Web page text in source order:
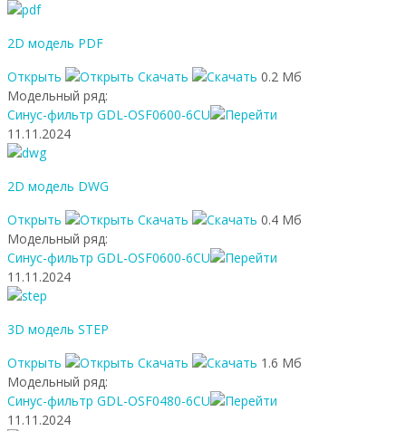
2D модель PDF
Открыть
Скачать
0.2 Мб
Модельный ряд:
Синус-фильтр GDL-OSF0600-6CU
11.11.2024
2D модель DWG
Открыть
Скачать
0.4 Мб
Модельный ряд:
Синус-фильтр GDL-OSF0600-6CU
11.11.2024
3D модель STEP
Открыть
Скачать
1.6 Мб
Модельный ряд:
Синус-фильтр GDL-OSF0480-6CU
11.11.2024